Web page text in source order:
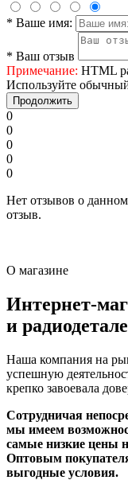
* Ваше имя:
* Ваш отзыв
Примечание: HTML
Используйте
Продолжить
0
0
0
0
0
Нет отзывов о данном
отзыв.
О магазине
Интернет-
и
Наша компания на
успешную
крепко завоевала
Сотрудничая
мы имеем
самые низкие цены
Оптовым
выгодные условия.